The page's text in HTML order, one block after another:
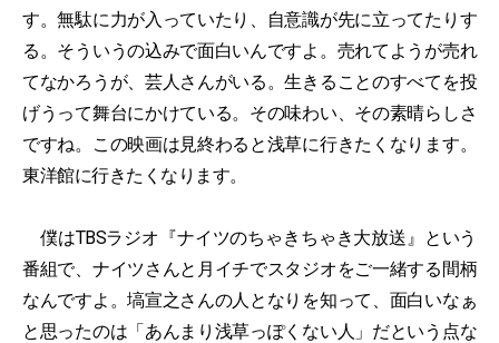
す。無駄に力が入っていたり、自意識が先に立ってたりす
る。そういうの込みで面白いんですよ。売れてようが売れ
てなかろうが、芸人さんがいる。生きることのすべてを投
げうって舞台にかけている。その味わい、その素晴らしさ
ですね。この映画は見終わると浅草に行きたくなります。
東洋館に行きたくなります。
僕はTBSラジオ『ナイツのちゃきちゃき大放送』という
番組で、ナイツさんと月イチでスタジオをご一緒する間柄
なんですよ。塙宣之さんの人となりを知って、面白いなぁ
と思ったのは「あんまり浅草っぽくない人」だという点な